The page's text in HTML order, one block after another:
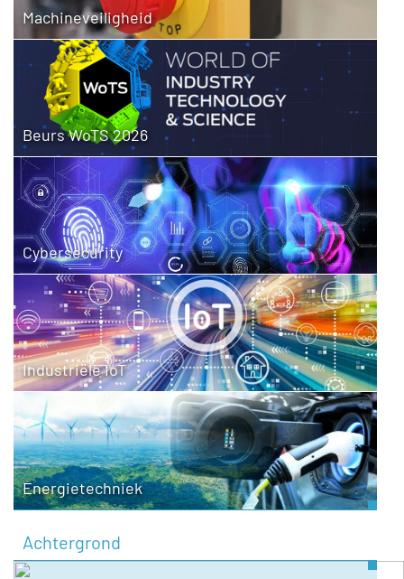
Machineveiligheid
Beurs WoTS 2026
Cybersecurity
Industriële IoT
Energietechniek
Achtergrond